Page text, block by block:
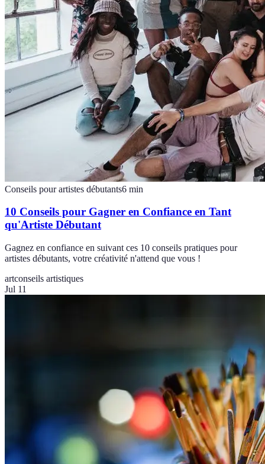
Conseils pour artistes débutants6 min
10 Conseils pour Gagner en Confiance en Tant
qu'Artiste Débutant
Gagnez en confiance en suivant ces 10 conseils pratiques pour
artistes débutants, votre créativité n'attend que vous !
artconseils artistiques
Jul 11